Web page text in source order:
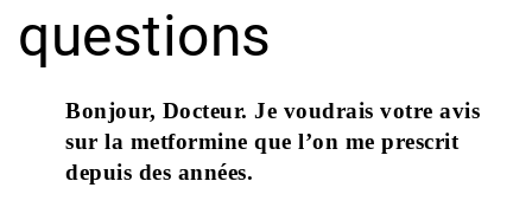
questions
Bonjour, Docteur. Je voudrais votre avis
sur la metformine que l’on me prescrit
depuis des années.